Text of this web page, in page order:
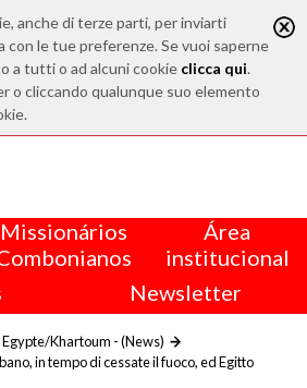
anche di terze parti, per inviarti
con le tue preferenze. Se vuoi saperne
a tutti o ad alcuni cookie clicca qui.
o cliccando qualunque suo elemento
Missionários
Área
institucional
Newsletter
Egypte/Khartoum - (News)
in tempo di cessate il fuoco, ed Egitto